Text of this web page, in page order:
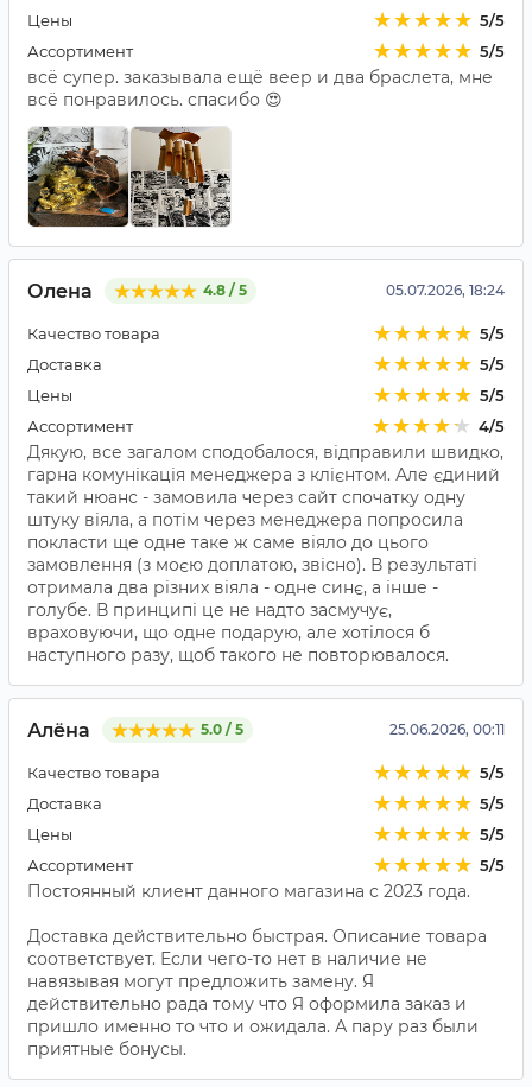
Цены
5/5
Ассортимент
5/5
всё супер. заказывала ещё веер и два браслета, мне
всё понравилось. спасибо 😍
Олена 4.8 / 5 05.07.2026, 18:24
Качество товара
5/5
Доставка
5/5
Цены
5/5
Ассортимент
4/5
Дякую, все загалом сподобалося, відправили швидко,
гарна комунікація менеджера з клієнтом. Але єдиний
такий нюанс - замовила через сайт спочатку одну
штуку віяла, а потім через менеджера попросила
покласти ще одне таке ж саме віяло до цього
замовлення (з моєю доплатою, звісно). В результаті
отримала два різних віяла - одне синє, а інше -
голубе. В принципі це не надто засмучує,
враховуючи, що одне подарую, але хотілося б
наступного разу, щоб такого не повторювалося.
Алёна 5.0 / 5 25.06.2026, 00:11
Качество товара
5/5
Доставка
5/5
Цены
5/5
Ассортимент
5/5
Постоянный клиент данного магазина с 2023 года.
Доставка действительно быстрая. Описание товара
соответствует. Если чего-то нет в наличие не
навязывая могут предложить замену. Я
действительно рада тому что Я оформила заказ и
пришло именно то что и ожидала. А пару раз были
приятные бонусы.